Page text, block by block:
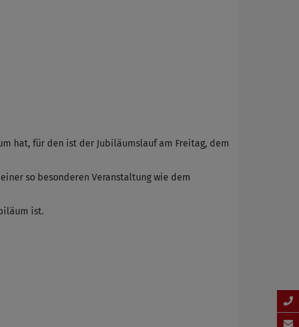
hat, für den ist der Jubiläumslauf am Freitag, dem
so besonderen Veranstaltung wie dem
ist.